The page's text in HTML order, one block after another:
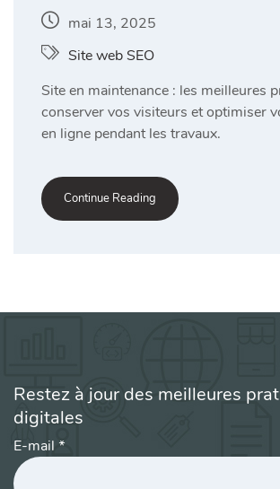
mai 13, 2025
Site web SEO
Site en maintenance : les meilleures
conserver vos visiteurs et optimiser
en ligne pendant les travaux.
Continue Reading
Restez à jour des meilleures
digitales
E-mail *